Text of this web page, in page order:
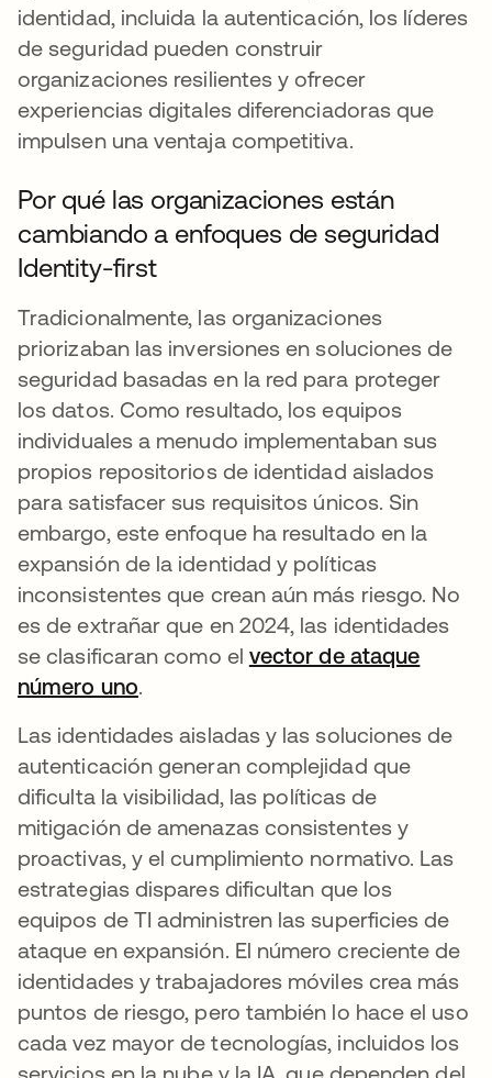
identidad, incluida la autenticación, los líderes
de seguridad pueden construir
organizaciones resilientes y ofrecer
experiencias digitales diferenciadoras que
impulsen una ventaja competitiva.
Por qué las organizaciones están
cambiando a enfoques de seguridad
Identity-first
Tradicionalmente, las organizaciones
priorizaban las inversiones en soluciones de
seguridad basadas en la red para proteger
los datos. Como resultado, los equipos
individuales a menudo implementaban sus
propios repositorios de identidad aislados
para satisfacer sus requisitos únicos. Sin
embargo, este enfoque ha resultado en la
expansión de la identidad y políticas
inconsistentes que crean aún más riesgo. No
es de extrañar que en 2024, las identidades
se clasificaran como el vector de ataque
número unose abre en una pestaña nueva
.
Las identidades aisladas y las soluciones de
autenticación generan complejidad que
dificulta la visibilidad, las políticas de
mitigación de amenazas consistentes y
proactivas, y el cumplimiento normativo. Las
estrategias dispares dificultan que los
equipos de TI administren las superficies de
ataque en expansión. El número creciente de
identidades y trabajadores móviles crea más
puntos de riesgo, pero también lo hace el uso
cada vez mayor de tecnologías, incluidos los